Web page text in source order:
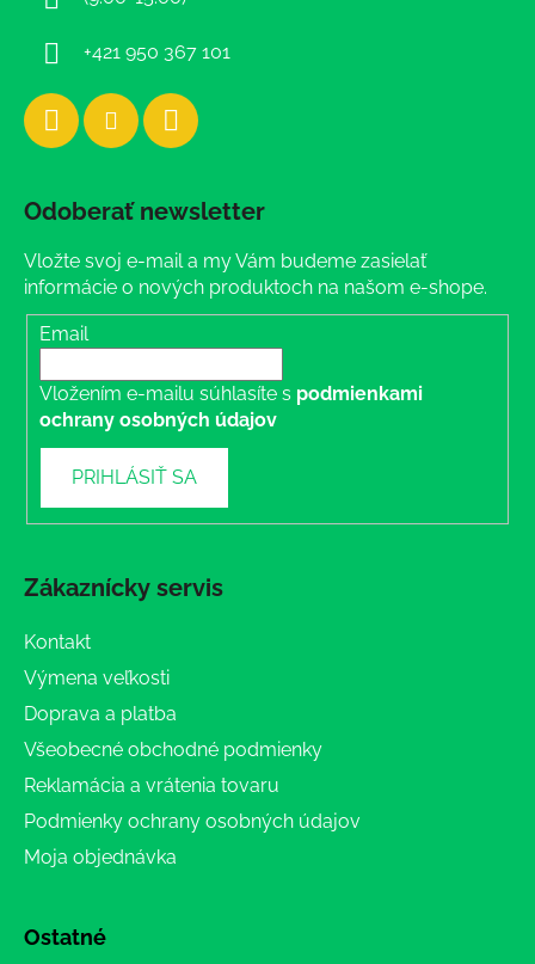
+421 950 367 101
Odoberať newsletter
Vložte svoj e-mail a my Vám budeme zasielať
informácie o nových produktoch na našom e-shope.
Email
Vložením e-mailu súhlasíte s podmienkami
ochrany osobných údajov
PRIHLÁSIŤ SA
Zákaznícky servis
Kontakt
Výmena veľkosti
Doprava a platba
Všeobecné obchodné podmienky
Reklamácia a vrátenia tovaru
Podmienky ochrany osobných údajov
Moja objednávka
Ostatné